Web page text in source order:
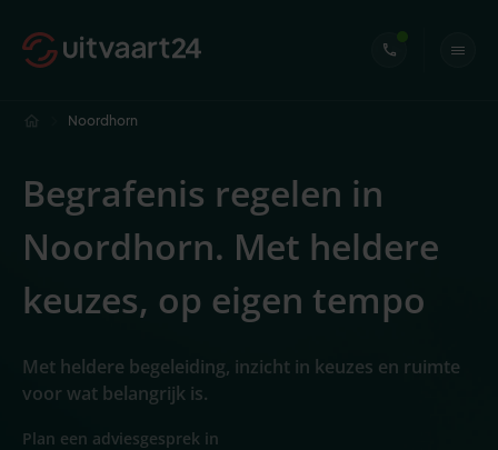
Noordhorn
Begrafenis regelen in
Noordhorn. Met heldere
keuzes, op eigen tempo
Met heldere begeleiding, inzicht in keuzes en ruimte
voor wat belangrijk is.
Plan een adviesgesprek in